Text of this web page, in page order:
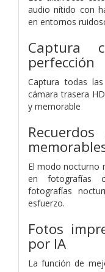
audio nítido con
en entornos
Captura
perfección
Captura todas
cámara trasera
y memorable
El modo nocturno
en fotografías
fotografías
esfuerzo.
Fotos
por IA
La función de